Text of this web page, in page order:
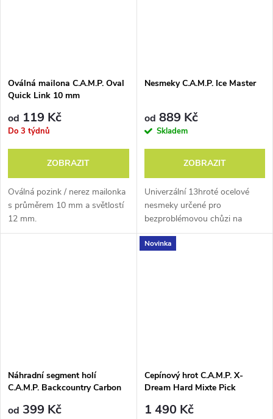
doby byla topůrka pouze
1972
Cepín Chouinard Zero
jehož hrot měl podle
návrhu Yvona Chouinarda
geometrii vhodnou také pro
vyměnitelným hrotem a
kladívkem Hummingbird a
rámové mačky Footfang
Oválná mailona C.A.M.P. Oval
Quick Link 10 mm
od 119 Kč
Do 3 týdnů
ZOBRAZIT
Oválná pozink / nerez mailonka
s průměrem 10 mm a světlostí
12 mm.
Nesmeky C.A.M.P. Ice Master
od 889 Kč
Skladem
ZOBRAZIT
Univerzální 13hroté ocelové
nesmeky určené pro
bezproblémovou chůzi na
zledovatělém terénu.
Náhradní segment holí
C.A.M.P. Backcountry Carbon
od 399 Kč
Novinka
Cepínový hrot C.A.M.P. X-
Dream Hard Mixte Pick
1 490 Kč